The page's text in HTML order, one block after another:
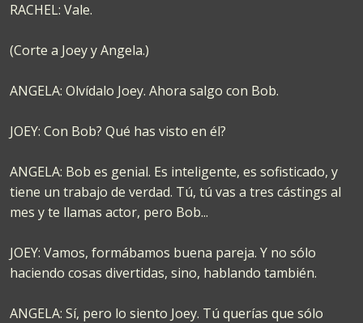
RACHEL: Vale.
(Corte a Joey y Angela.)
ANGELA: Olvídalo Joey. Ahora salgo con Bob.
JOEY: Con Bob? Qué has visto en él?
ANGELA: Bob es genial. Es inteligente, es sofisticado, y
tiene un trabajo de verdad. Tú, tú vas a tres cástings al
mes y te llamas actor, pero Bob...
JOEY: Vamos, formábamos buena pareja. Y no sólo
haciendo cosas divertidas, sino, hablando también.
ANGELA: Sí, pero lo siento Joey. Tú querías que sólo